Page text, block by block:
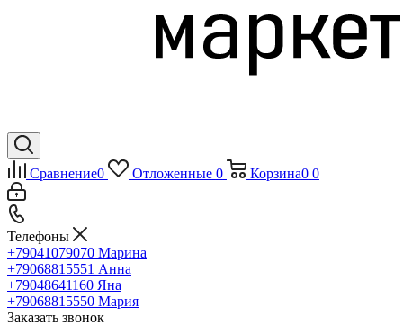
Сравнение0 Отложенные 0 Корзина0 0
Телефоны
+79041079070 Марина
+79068815551 Анна
+79048641160 Яна
+79068815550 Мария
Заказать звонок